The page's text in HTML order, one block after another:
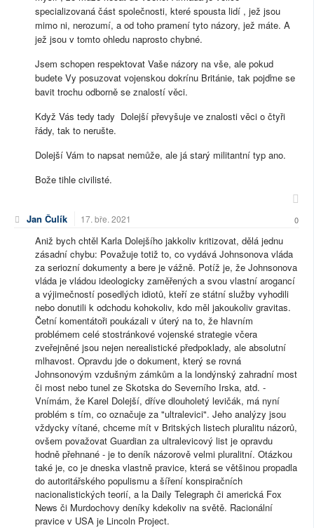
specializovaná část společnosti, které spousta lidí , jež jsou
mimo ni, nerozumí, a od toho pramení tyto názory, jež máte. A
jež jsou v tomto ohledu naprosto chybné.
Jsem schopen respektovat Vaše názory na vše, ale pokud
budete Vy posuzovat vojenskou dokrínu Británie, tak pojďme se
bavit trochu odborně se znalostí věci.
Když Vás tedy tady Dolejší převyšuje ve znalosti věci o čtyři
řády, tak to nerušte.
Dolejší Vám to napsat nemůže, ale já starý militantní typ ano.
Bože tihle civilisté.
Jan Čulík 17. bře. 2021 0
Aniž bych chtěl Karla Dolejšího jakkoliv kritizovat, dělá jednu
zásadní chybu: Považuje totiž to, co vydává Johnsonova vláda
za seriozní dokumenty a bere je vážně. Potíž je, že Johnsonova
vláda je vládou ideologicky zaměřených a svou vlastní arogancí
a výjimečností posedlých idiotů, kteří ze státní služby vyhodili
nebo donutili k odchodu kohokoliv, kdo měl jakoukoliv gravitas.
Četní komentátoři poukázali v úterý na to, že hlavním
problémem celé stostránkové vojenské strategie včera
zveřejněné jsou nejen nerealistické předpoklady, ale absolutní
mlhavost. Opravdu jde o dokument, který se rovná
Johnsonovým vzdušným zámkům a la londýnský zahradní most
či most nebo tunel ze Skotska do Severního Irska, atd. -
Vnímám, že Karel Dolejší, dříve dlouholetý levičák, má nyní
problém s tím, co označuje za "ultralevici". Jeho analýzy jsou
vždycky vítané, chceme mít v Britských listech pluralitu názorů,
ovšem považovat Guardian za ultralevicový list je opravdu
hodně přehnané - je to deník názorově velmi pluralitní. Otázkou
také je, co je dneska vlastně pravice, která se většinou propadla
do autoritářského populismu a šíření konspiračních
nacionalistických teorií, a la Daily Telegraph či americká Fox
News či Murdochovy deníky kdekoliv na světě. Racionální
pravice v USA je Lincoln Project.